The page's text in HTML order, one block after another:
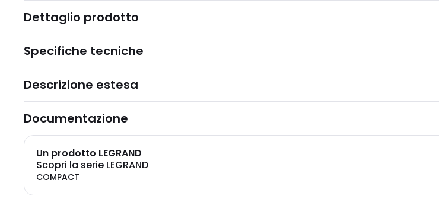
Dettaglio prodotto
Specifiche tecniche
Descrizione estesa
Documentazione
Un prodotto LEGRAND
Scopri la serie LEGRAND
COMPACT